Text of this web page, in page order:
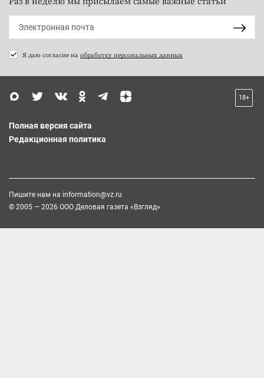
Я даю согласие на обработку персональных данных
18+
Полная версия сайта
Редакционная политика
Пишите нам на information@vz.ru
© 2005 — 2026 ООО Деловая газета «Взгляд»